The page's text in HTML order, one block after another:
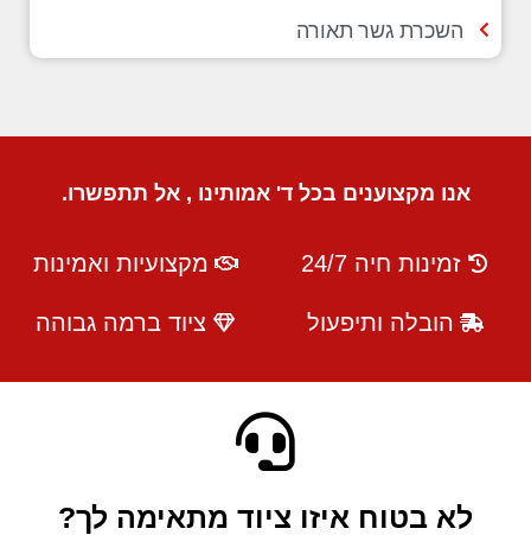
השכרת גשר תאורה
אנו מקצוענים בכל ד' אמותינו , אל תתפשרו.
זמינות חיה 24/7 מקצועיות ואמינות
הובלה ותיפעול ציוד ברמה גבוהה
לא בטוח איזו ציוד מתאימה לך?